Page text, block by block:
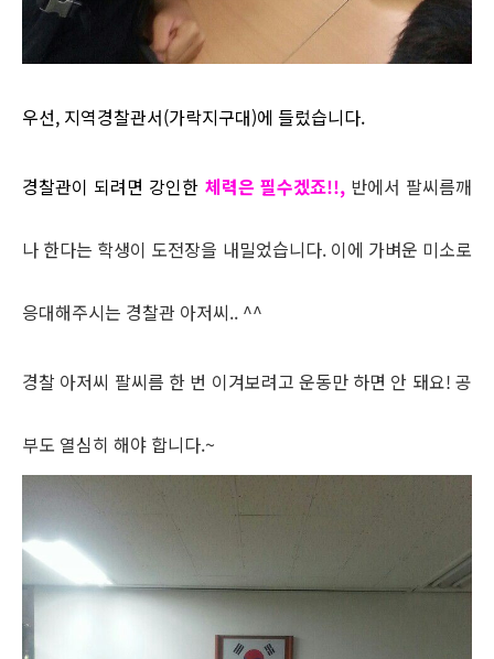
우선, 지역경찰관서(가락지구대)에 들렀습니다.
경찰관이 되려면 강인한 체력은 필수겠죠!!, 반에서 팔씨름깨
나 한다는 학생이 도전장을 내밀었습니다. 이에 가벼운 미소로
응대해주시는 경찰관 아저씨.. ^^
경찰 아저씨 팔씨름 한 번 이겨보려고 운동만 하면 안 돼요! 공
부도 열심히 해야 합니다.~